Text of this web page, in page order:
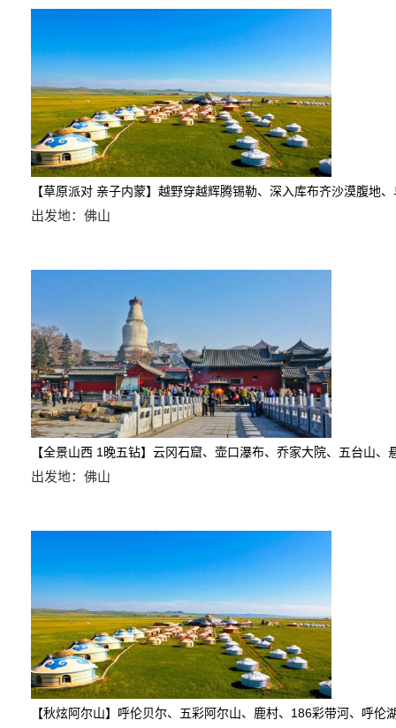
【草原派对 亲子内蒙】越野穿越辉腾锡勒、深入库布齐沙
出发地：佛山
【全景山西 1晚五钻】云冈石窟、壶口瀑布、乔家大院、
出发地：佛山